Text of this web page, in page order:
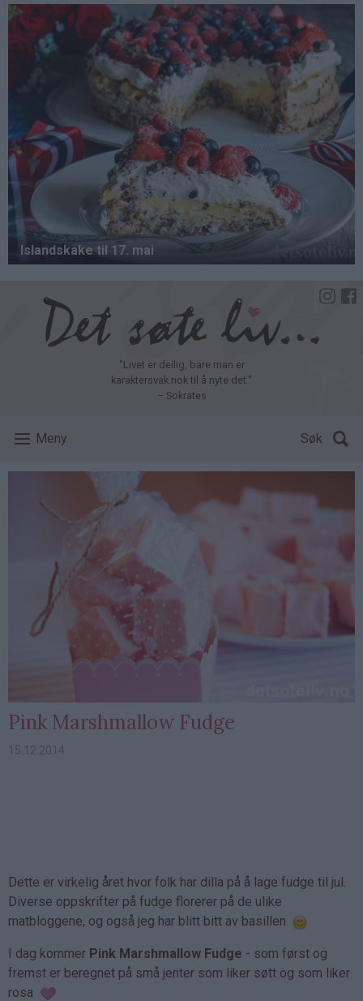
Hopp
hovedinnhold
"Livet er deilig, bare man er
karaktersvak nok til å nyte det."
– Sokrates
Meny Søk
Pink Marshmallow Fudge
15.12.2014
Dette er virkelig året hvor folk har dilla på å lage fudge til jul.
Diverse oppskrifter på fudge florerer på de ulike
matbloggene, og også jeg har blitt bitt av basillen
I dag kommer Pink Marshmallow Fudge - som først og
fremst er beregnet på små jenter som liker søtt og som liker
rosa